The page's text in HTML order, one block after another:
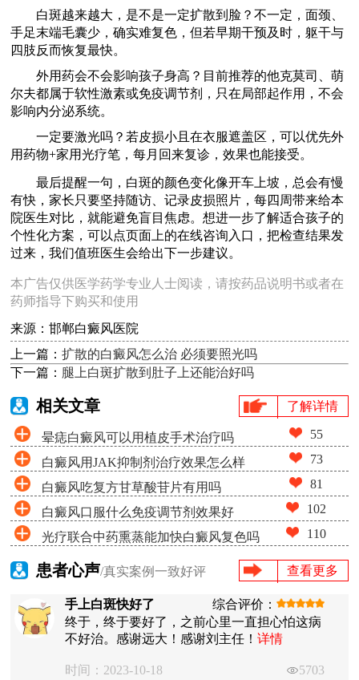
白斑越来越大，是不是一定扩散到脸？不一定，面颈、
手足末端毛囊少，确实难复色，但若早期干预及时，躯干与
四肢反而恢复最快。
外用药会不会影响孩子身高？目前推荐的他克莫司、萌
尔夫都属于软性激素或免疫调节剂，只在局部起作用，不会
影响内分泌系统。
一定要激光吗？若皮损小且在衣服遮盖区，可以优先外
用药物+家用光疗笔，每月回来复诊，效果也能接受。
最后提醒一句，白斑的颜色变化像开车上坡，总会有慢
有快，家长只要坚持随访、记录皮损照片，每四周带来给本
院医生对比，就能避免盲目焦虑。想进一步了解适合孩子的
个性化方案，可以点页面上的在线咨询入口，把检查结果发
过来，我们值班医生会给出下一步建议。
本广告仅供医学药学专业人士阅读，请按药品说明书或者在
药师指导下购买和使用
来源：邯郸白癜风医院
上一篇：扩散的白癜风怎么治 必须要照光吗
下一篇： 腿上白斑扩散到肚子上还能治好吗
相关文章 了解详情
晕痣白癜风可以用植皮手术治疗吗 55
白癜风用JAK抑制剂治疗效果怎么样 73
白癜风吃复方甘草酸苷片有用吗 81
白癜风口服什么免疫调节剂效果好 102
光疗联合中药熏蒸能加快白癜风复色吗 110
患者心声/真实案例一致好评 查看更多
手上白斑快好了
综合评价：
终于，终于要好了，之前心里一直担心怕这病
不好治。感谢远大！感谢刘主任！详情
时间：2023-10-18 5703